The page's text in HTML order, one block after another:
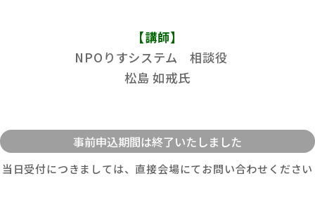
【講師】
NPOりすシステム 相談役
松島 如戒氏
当日受付につきましては、直接会場にてお問い合わせください